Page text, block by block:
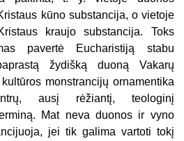
kūno substancija, o vietoje
kraujo substancija. Toks
pavertė Eucharistiją stabu
žydišką duoną Vakarų
monstrancijų ornamentika
ausį rėžiantį, teologinį
Mat neva duonos ir vyno
jei tik galima vartoti tokį